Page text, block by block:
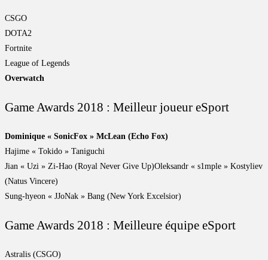
CSGO
DOTA2
Fortnite
League of Legends
Overwatch
Game Awards 2018 : Meilleur joueur eSport
Dominique « SonicFox » McLean (Echo Fox)
Hajime « Tokido » Taniguchi
Jian « Uzi » Zi-Hao (Royal Never Give Up)Oleksandr « s1mple » Kostyliev
(Natus Vincere)
Sung-hyeon « JJoNak » Bang (New York Excelsior)
Game Awards 2018 : Meilleure équipe eSport
Astralis (CSGO)